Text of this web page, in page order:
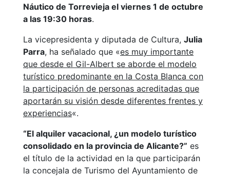
Náutico de Torrevieja el viernes 1 de octubre
a las 19:30 horas.
La vicepresidenta y diputada de Cultura, Julia
Parra, ha señalado que «es muy importante
que desde el Gil-Albert se aborde el modelo
turístico predominante en la Costa Blanca con
la participación de personas acreditadas que
aportarán su visión desde diferentes frentes y
experiencias«.
“El alquiler vacacional, ¿un modelo turístico
consolidado en la provincia de Alicante?” es
el título de la actividad en la que participarán
la concejala de Turismo del Ayuntamiento de